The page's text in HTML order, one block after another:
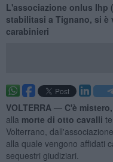
L'associazione onlus Ihp
stabilitasi a Tignano, si
carabinieri
VOLTERRA — C'è
alla morte di otto cavalli
Volterrano, dall'associazione
alla quale vengono affidati
sequestri giudiziari.